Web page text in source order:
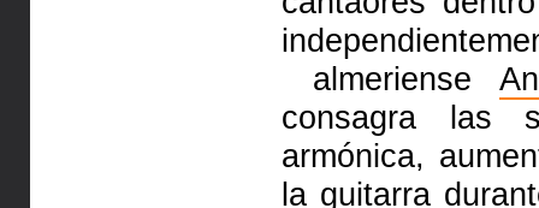
almeriense
consagra
armónica,
la guitarra